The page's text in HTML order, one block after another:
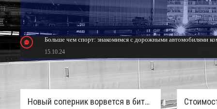
Больше чем спорт: знакомимся с дорожными автомобилями
15.10.24
Тюнинг Mitsubishi Eclipse. Самый быстрый передний привод
Новый соперник ворвется в битву пикапов: Sinotruk S7 с дизелем и 4×4 готовят к старту в России